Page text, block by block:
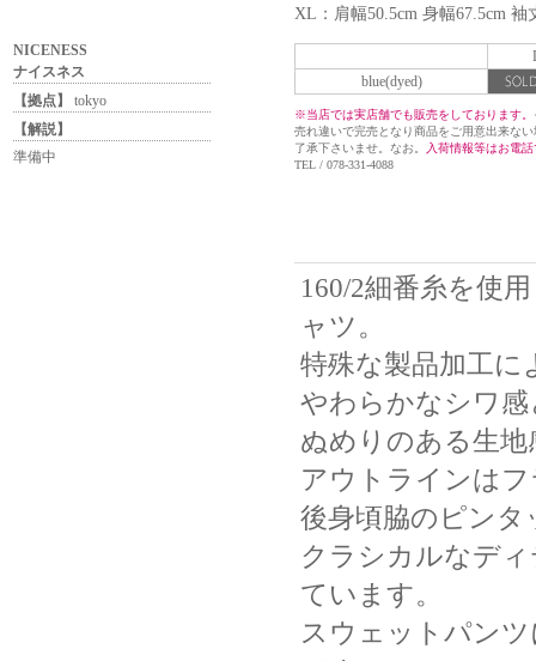
NICENESS
ナイスネス
【拠点】
tokyo
【解説】
準備中
XL：肩幅50.5cm 身幅67.5cm 袖
blue(dyed)
※当店では実店舗でも販売をしております。
売れ違いで完売となり商品をご用意出来な
了承下さいませ。なお。
入荷情報等はお電
TEL / 078-331-4088
160/2細番糸を使
ャツ。
特殊な製品加工に
やわらかなシワ
ぬめりのある生
アウトラインは
後身頃脇のピン
クラシカルなデ
ています。
スウェットパン